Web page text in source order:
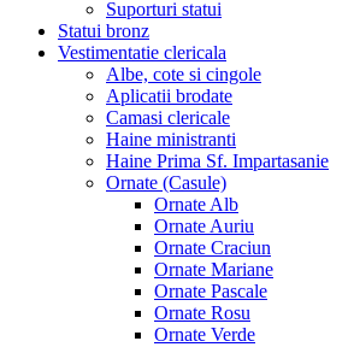
Suporturi statui
Statui bronz
Vestimentatie clericala
Albe, cote si cingole
Aplicatii brodate
Camasi clericale
Haine ministranti
Haine Prima Sf. Impartasanie
Ornate (Casule)
Ornate Alb
Ornate Auriu
Ornate Craciun
Ornate Mariane
Ornate Pascale
Ornate Rosu
Ornate Verde